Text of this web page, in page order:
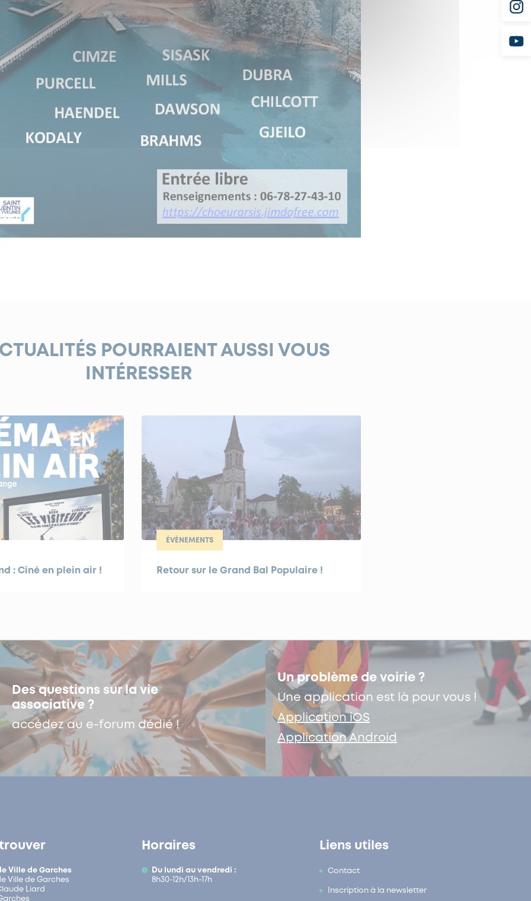
POURRAIENT AUSSI VOUS
INTÉRESSER
: Ciné en plein air !
ÉVÈNEMENTS
Retour sur le Grand Bal Populaire !
Des questions sur la vie
associative ?
accédez au e-forum dédié !
Un problème de voirie ?
Une application est là pour vous !
Application iOS
Application Android
Ville de Garches
Ville de Garches
Liard
Horaires
Du lundi au vendredi :
8h30-12h/13h-17h
Liens utiles
Contact
Inscription à la newsletter